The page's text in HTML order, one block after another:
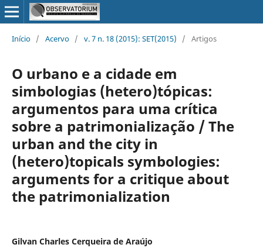
Início / Acervo / v. 7 n. 18 (2015): SET(2015) / Artigos
O urbano e a cidade em
simbologias (hetero)tópicas:
argumentos para uma crítica
sobre a patrimonialização / The
urban and the city in
(hetero)topicals symbologies:
arguments for a critique about
the patrimonialization
Gilvan Charles Cerqueira de Araújo